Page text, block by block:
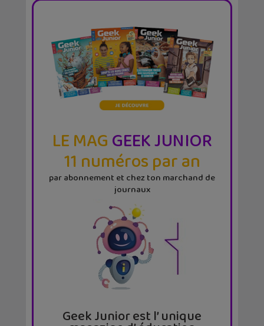
LE MAGGEEK JUNIOR
11 numéros par an
par abonnement et chez ton marchand de
journaux
Geek Junior est l’ unique